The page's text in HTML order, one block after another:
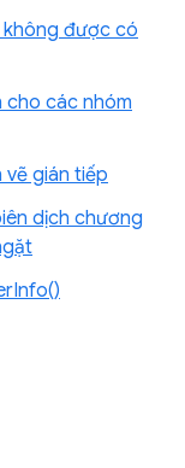
được có
cho các nhóm
vẽ gián tiếp
dịch chương